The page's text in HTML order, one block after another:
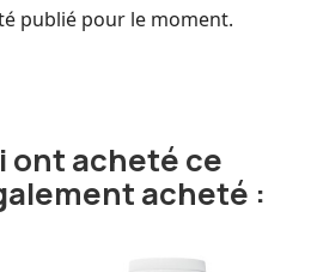
publié pour le moment.
ont acheté ce
acheté :